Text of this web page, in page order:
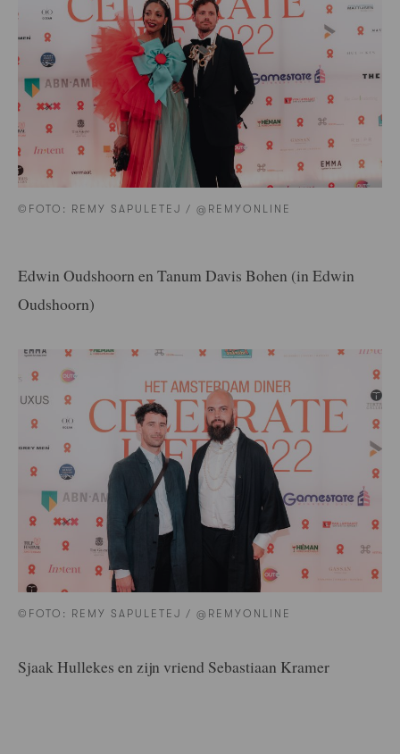
©FOTO: REMY SAPULETEJ / @REMYONLINE
Edwin Oudshoorn en Tanum Davis Bohen (in Edwin
Oudshoorn)
©FOTO: REMY SAPULETEJ / @REMYONLINE
Sjaak Hullekes en zijn vriend Sebastiaan Kramer